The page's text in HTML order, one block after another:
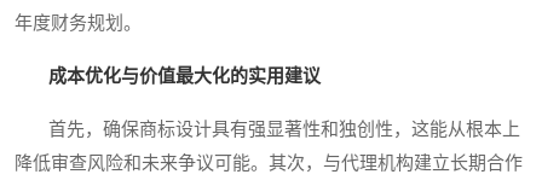
年度财务规划。
成本优化与价值最大化的实用建议
首先，确保商标设计具有强显著性和独创性，这能从根本上
降低审查风险和未来争议可能。其次，与代理机构建立长期合作